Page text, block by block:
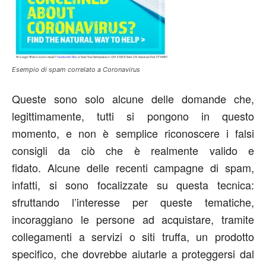
Esempio di spam correlato a Coronavirus
Queste sono solo alcune delle domande che,
legittimamente, tutti si pongono in questo
momento, e non è semplice riconoscere i falsi
consigli da ciò che è realmente valido e
fidato. Alcune delle recenti campagne di spam,
infatti, si sono focalizzate su questa tecnica:
sfruttando l’interesse per queste tematiche,
incoraggiano le persone ad acquistare, tramite
collegamenti a servizi o siti truffa, un prodotto
specifico, che dovrebbe aiutarle a proteggersi dal